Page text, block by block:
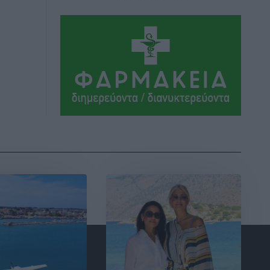
Δεσμεύσεις χωρίς αντίκρισμα στην
πριν 2 ώρες
Τσαμπίκος Καραγιάννης: «Ο
πρωτογενής τομέας μπορεί να
Οικοδομική «ανάσα» στη Ρόδο:
Αυξάνονται οι άδειες, οι επεκτάσεις, οι
ενεργειακές αναβαθμίσεις σε ολόκληρο